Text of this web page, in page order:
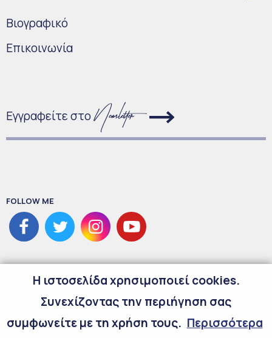
Bιογραφικό
Επικοινωνία
Εγγραφείτε στο
FOLLOW ME
H ιστοσελίδα χρησιμοποιεί cookies.
Συνεχίζοντας την περιήγηση σας
συμφωνείτε με τη χρήση τους. Περισσότερα